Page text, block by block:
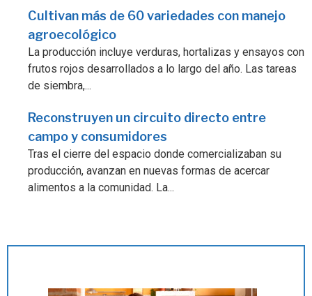
Cultivan más de 60 variedades con manejo
agroecológico
La producción incluye verduras, hortalizas y ensayos con
frutos rojos desarrollados a lo largo del año. Las tareas
de siembra,...
Reconstruyen un circuito directo entre
campo y consumidores
Tras el cierre del espacio donde comercializaban su
producción, avanzan en nuevas formas de acercar
alimentos a la comunidad. La...